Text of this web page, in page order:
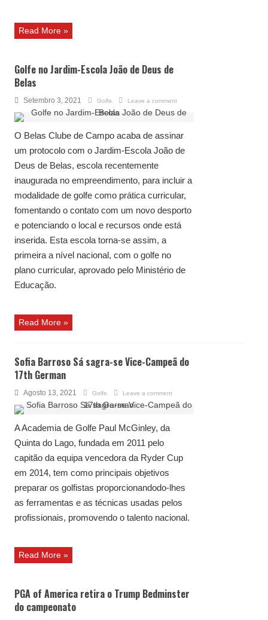
Read More »
Golfe no Jardim-Escola João de Deus de
Belas
Setembro 3, 2021 Golfe Leave a comment
O Belas Clube de Campo acaba de assinar
um protocolo com o Jardim-Escola João de
Deus de Belas, escola recentemente
inaugurada no empreendimento, para incluir a
modalidade de golfe como prática curricular,
fomentando o contato com um novo desporto
e potenciando o local e recursos onde está
inserida. Esta escola torna-se assim, a
primeira a nível nacional, com o golfe no
plano curricular, aprovado pelo Ministério de
Educação.
Read More »
Sofia Barroso Sá sagra-se Vice-Campeã do
17th German
Agosto 13, 2021 Golfe Leave a comment
A Academia de Golfe Paul McGinley, da
Quinta do Lago, fundada em 2011 pelo
capitão da equipa vencedora da Ryder Cup
em 2014, tem como principais objetivos
preparar os golfistas proporcionandodo-lhes
as ferramentas e as técnicas usadas pelos
profissionais, promovendo o talento nacional.
Read More »
PGA of America retira o Trump Bedminster
do campeonato